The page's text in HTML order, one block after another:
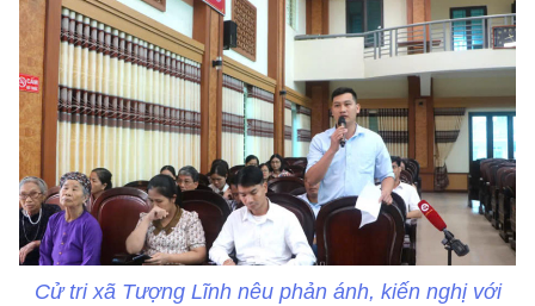
Cử tri xã Tượng Lĩnh nêu phản ánh, kiến nghị với